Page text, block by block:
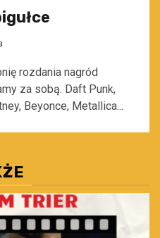
rozdania nagród
za sobą. Daft Punk,
Beyonce, Metallica...